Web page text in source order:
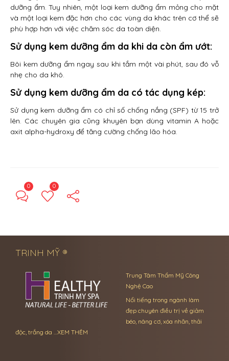
dưỡng ẩm. Tuy nhiên, một loại kem dưỡng ẩm mỏng cho mặt
và một loại kem đặc hơn cho các vùng da khác trên cơ thể sẽ
phù hợp hơn với việc chăm sóc da toàn diện.
Sử dụng kem dưỡng ẩm da khi da còn ẩm ướt:
Bôi kem dưỡng ẩm ngay sau khi tắm một vài phút, sau đó vỗ
nhẹ cho da khô.
Sử dụng kem dưỡng ẩm da có tác dụng kép:
Sử dụng kem dưỡng ẩm có chỉ số chống nắng (SPF) từ 15 trở
lên. Các chuyên gia cũng khuyên bạn dùng vitamin A hoặc
axit alpha-hydroxy để tăng cường chống lão hóa.
0 0
TRINH MỸ ®
Trung Tâm Thẩm Mỹ Công
Nghệ Cao
Nổi tiếng trong ngành làm
đẹp chuyên điều trị về giảm
béo, nâng cơ, xóa nhăn, thải
độc, trắng da …XEM THÊM